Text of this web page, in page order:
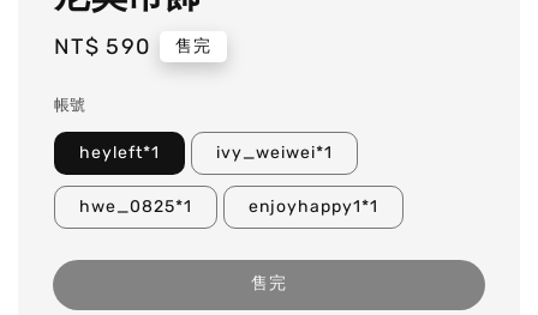
Regular
NT$ 590 售完
帳號
heyleft*1 ivy_weiwei*1
hwe_0825*1 enjoyhappy1*1
售完